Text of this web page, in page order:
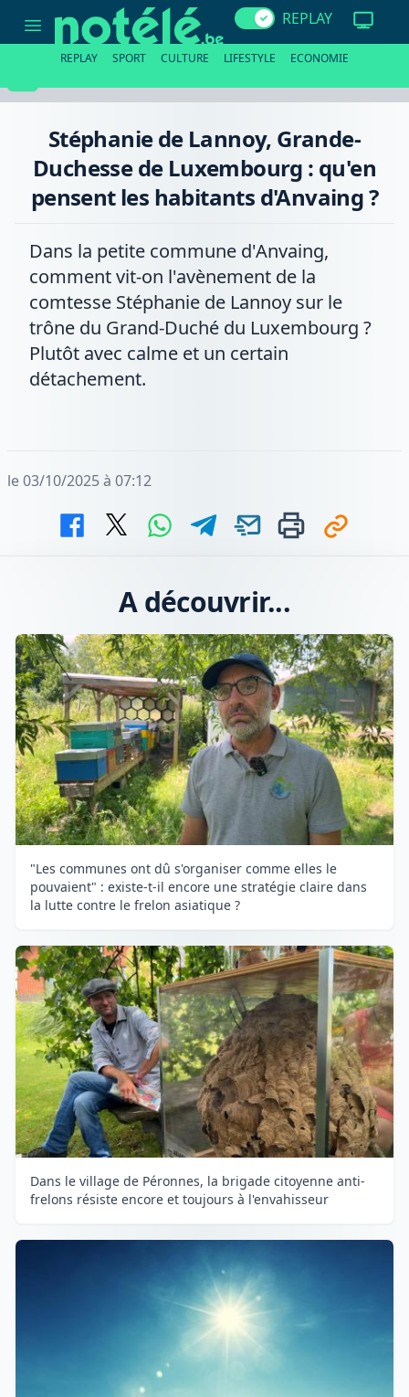
Lannoy,
Luxembourg
habitants
REPLAY
REPLAY SPORT CULTURE LIFESTYLE ECONOMIE
Stéphanie de Lannoy, Grande-
Duchesse de Luxembourg : qu'en
pensent les habitants d'Anvaing ?
Dans la petite commune d'Anvaing,
comment vit-on l'avènement de la
comtesse Stéphanie de Lannoy sur le
trône du Grand-Duché du Luxembourg ?
Plutôt avec calme et un certain
détachement.
le 03/10/2025 à 07:12
A découvrir...
"Les communes ont dû s'organiser comme elles le
pouvaient" : existe-t-il encore une stratégie claire dans
la lutte contre le frelon asiatique ?
Dans le village de Péronnes, la brigade citoyenne anti-
frelons résiste encore et toujours à l'envahisseur